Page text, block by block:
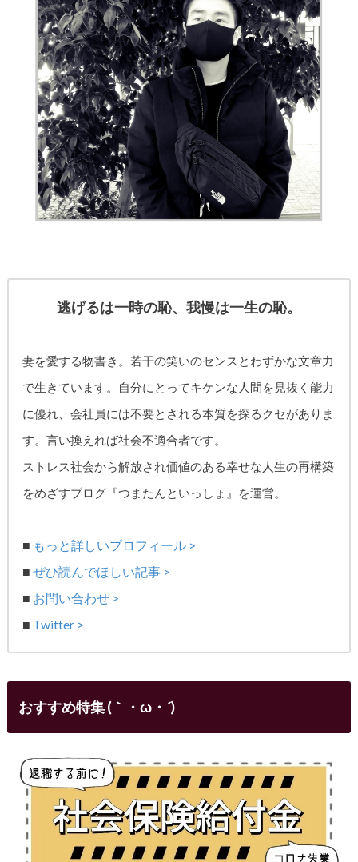
逃げるは一時の恥、我慢は一生の恥。
妻を愛する物書き。 若干の笑いのセンスとわずかな文章力
で生きています。自分にとってキケンな人間を見抜く能力
に優れ、会社員には不要とされる本質を探るクセがありま
す。言い換えれば社会不適合者です。
ストレス社会から解放され価値のある幸せな人生の再構築
をめざすブログ『つまたんといっしょ』を運営。
■ もっと詳しいプロフィール >
■ぜひ読んでほしい記事 >
■ お問い合わせ >
■ Twitter >
おすすめ特集 (｀・ω・´)ゞ